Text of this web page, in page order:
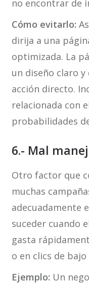
no encontrar de
Cómo evitarlo:
dirija a una
optimizada. La
un diseño claro
acción directo.
relacionada con
probabilidades
6.- Mal
Otro factor que
muchas
adecuadamente
suceder cuando
gasta
o en clics de bajo
Ejemplo: Un